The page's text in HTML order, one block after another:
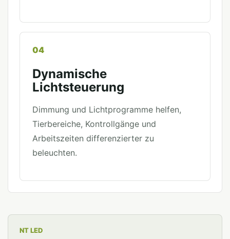
04
Dynamische
Lichtsteuerung
Dimmung und Lichtprogramme helfen,
Tierbereiche, Kontrollgänge und
Arbeitszeiten differenzierter zu
beleuchten.
NT LED